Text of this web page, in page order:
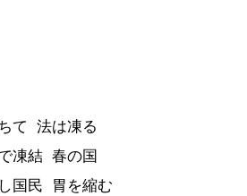
て 法は凍る
凍結 春の国
国民 胃を縮む